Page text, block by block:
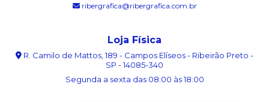
ribergrafica@ribergrafica.com.br
Loja Física
R. Camilo de Mattos, 189 - Campos Elíseos - Ribeirão Preto -
SP - 14085-340
Segunda a sexta das 08:00 às 18:00